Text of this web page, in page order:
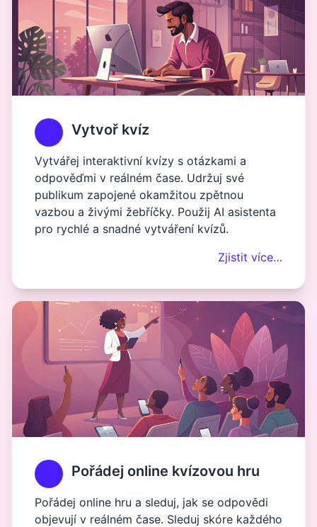
Vytvoř kvíz
Vytvářej interaktivní kvízy s otázkami a
odpověďmi v reálném čase. Udržuj své
publikum zapojené okamžitou zpětnou
vazbou a živými žebříčky. Použij AI asistenta
pro rychlé a snadné vytváření kvízů.
Zjistit více…
Pořádej online kvízovou hru
Pořádej online hru a sleduj, jak se odpovědi
objevují v reálném čase. Sleduj skóre každého